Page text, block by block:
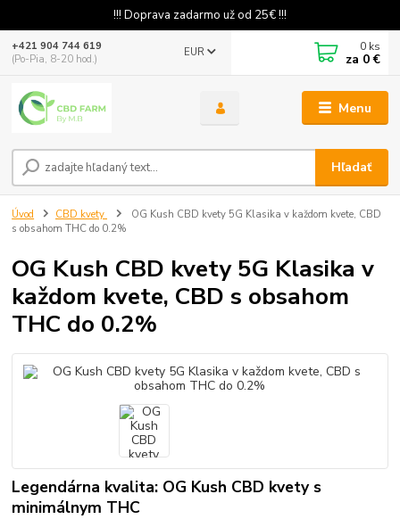
!!! Doprava zadarmo už od 25€ !!!
Menu
EUR
Hľadať
+421 904 744 619
(Po-Pia, 8-20 hod.)
0 ks
za 0 €
Úvod CBD kvety
OG Kush CBD kvety 5G Klasika v každom kvete, CBD
s obsahom THC do 0.2%
OG Kush CBD kvety 5G Klasika v
každom kvete, CBD s obsahom
THC do 0.2%
Legendárna kvalita: OG Kush CBD kvety s
minimálnym THC